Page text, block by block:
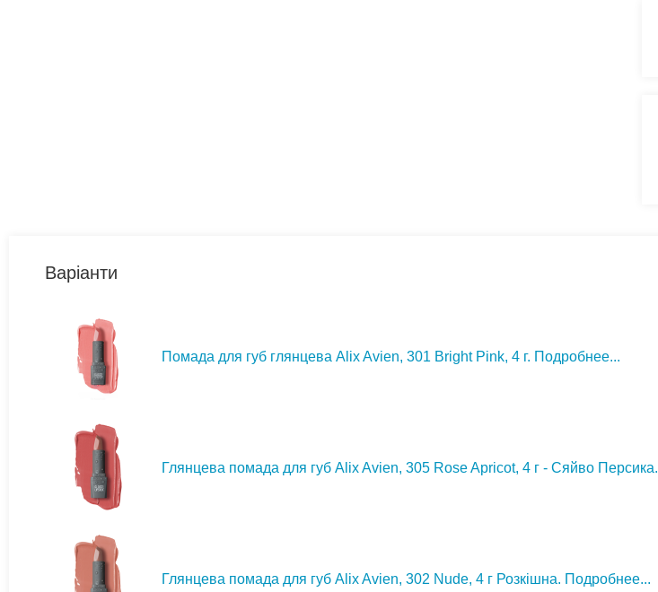
Варіанти
Помада для губ глянцева Alix Avien, 301 Bright Pink, 4 г. Подробнее...
Глянцева помада для губ Alix Avien, 305 Rose Apricot, 4 г - Сяйво Персика.
Глянцева помада для губ Alix Avien, 302 Nude, 4 г Розкішна. Подробнее...